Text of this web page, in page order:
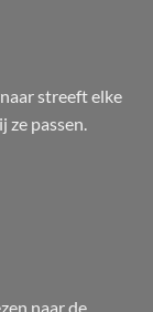
streeft elke
passen.
naar de